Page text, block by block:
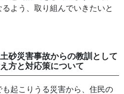
よう、取り組んでいきたいと
砂災害事故からの教訓として
方と対応策について
起こりうる災害から、住民の